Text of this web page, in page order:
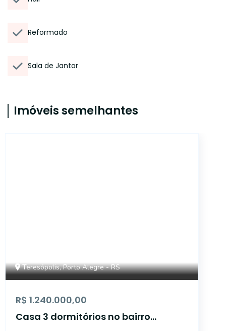
Reformado
Sala de Jantar
Imóveis semelhantes
Teresópolis, Porto Alegre - RS
R$ 1.240.000,00
Casa 3 dormitórios no bairro